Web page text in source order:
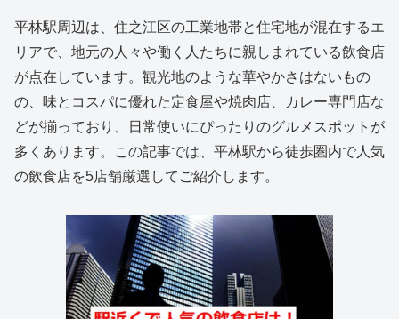
平林駅周辺は、住之江区の工業地帯と住宅地が混在するエ
リアで、地元の人々や働く人たちに親しまれている飲食店
が点在しています。観光地のような華やかさはないもの
の、味とコスパに優れた定食屋や焼肉店、カレー専門店な
どが揃っており、日常使いにぴったりのグルメスポットが
多くあります。この記事では、平林駅から徒歩圏内で人気
の飲食店を5店舗厳選してご紹介します。